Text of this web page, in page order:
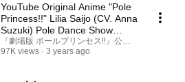
YouTube Original Anime "Pole
Princess!!" Lilia Saijo (CV. Anna
Suzuki) Pole Dance Show
movie
『劇場版 ポールプリンセス‼』公式チャンネル
97K views
3 years ago